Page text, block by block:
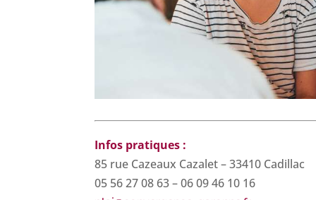
Infos pratiques :
85 rue Cazeaux Cazalet – 33410 Cadillac
05 56 27 08 63 – 06 09 46 10 16